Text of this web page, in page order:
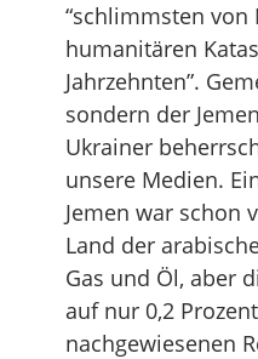
“schlimmsten von
humanitären
Jahrzehnten”.
sondern der
Ukrainer
unsere Medien.
Jemen war schon
Land der
Gas und Öl, aber
auf nur 0,2
nachgewiesenen